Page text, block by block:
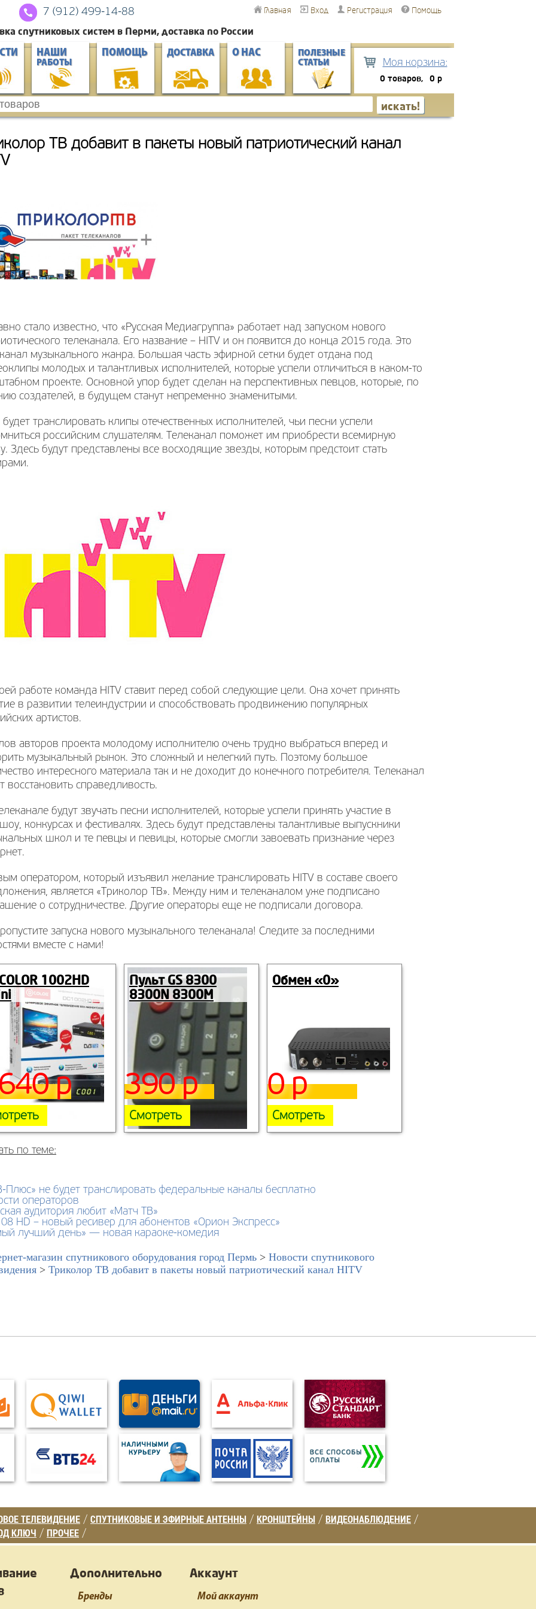
Главная Вход Регистрация Помощь
7 (912) 499-14-88
Моя корзина:
0 товаров, 0 р
спутниковых систем в Перми, доставка по России
НАШИ
РАБОТЫ
ПОМОЩЬ ДОСТАВКА О НАС
ПОЛЕЗНЫЕ
СТАТЬИ
ТВ добавит в пакеты новый патриотический канал
стало известно, что «Русская Медиагруппа» работает над запуском нового
телеканала. Его название – HITV и он появится до конца 2015 года. Это
музыкального жанра. Большая часть эфирной сетки будет отдана под
молодых и талантливых исполнителей, которые успели отличиться в каком-то
проекте. Основной упор будет сделан на перспективных певцов, которые, по
создателей, в будущем станут непременно знаменитыми.
будет транслировать клипы отечественных исполнителей, чьи песни успели
российским слушателям. Телеканал поможет им приобрести всемирную
Здесь будут представлены все восходящие звезды, которым предстоит стать
работе команда HITV ставит перед собой следующие цели. Она хочет принять
в развитии телеиндустрии и способствовать продвижению популярных
артистов.
авторов проекта молодому исполнителю очень трудно выбраться вперед и
музыкальный рынок. Это сложный и нелегкий путь. Поэтому большое
интересного материала так и не доходит до конечного потребителя. Телеканал
восстановить справедливость.
будут звучать песни исполнителей, которые успели принять участие в
конкурсах и фестивалях. Здесь будут представлены талантливые выпускники
школ и те певцы и певицы, которые смогли завоевать признание через
оператором, который изъявил желание транслировать HITV в составе своего
является «Триколор ТВ». Между ним и телеканалом уже подписано
о сотрудничестве. Другие операторы еще не подписали договора.
запуска нового музыкального телеканала! Следите за последними
вместе с нами!
1002HD
р
Пульт GS 8300
8300N 8300M
Смотреть
390 р
Обмен «0»
Смотреть
0 р
по теме:
Плюс» не будет транслировать федеральные каналы бесплатно
операторов
аудитория любит «Матч ТВ»
08 HD – новый ресивер для абонентов «Орион Экспресс»
лучший день» — новая караоке-комедия
магазин спутникового оборудования город Пермь > Новости спутникового
> Триколор ТВ добавит в пакеты новый патриотический канал HITV
ТЕЛЕВИДЕНИЕ / СПУТНИКОВЫЕ И ЭФИРНЫЕ АНТЕННЫ / КРОНШТЕЙНЫ / ВИДЕОНАБЛЮДЕНИЕ /
КЛЮЧ / ПРОЧЕЕ /
Дополнительно
Бренды
Аккаунт
Мой аккаунт